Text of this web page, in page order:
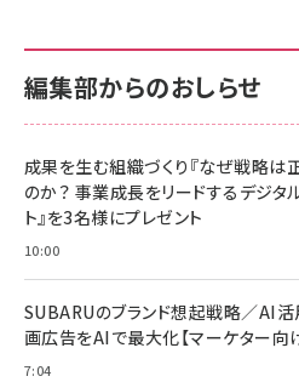
￥880
anan(アンアン
スペシャルエディ
￥1,100
anan(アンアン
￥880
ママ投資家が育休中
サポート正規品 メ
NIMASO ガラスフ
すい ガイド枠付き
2枚セット
￥1,599
￥6,980
サポート正規品 メ
Amazon eギフト
￥5,000
Anker PowerLine
Pro/Air 各種対応
￥1,890
編集部からのおしらせ
成果を生む組織づくり『なぜ戦略は
のか？ 事業成長をリードするデジタ
ト』を3名様にプレゼント
10:00
SUBARUのブランド想起戦略／AI活
画広告をAIで最大化【マーケター向
7:04